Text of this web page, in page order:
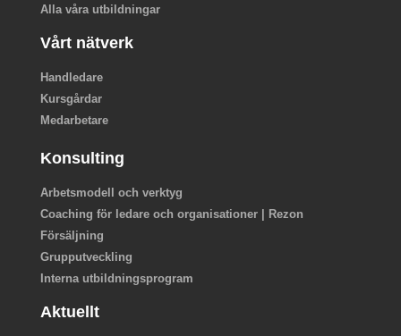
Alla våra utbildningar
Vårt nätverk
Handledare
Kursgårdar
Medarbetare
Konsulting
Arbetsmodell och verktyg
Coaching för ledare och organisationer | Rezon
Försäljning
Grupputveckling
Interna utbildningsprogram
Aktuellt